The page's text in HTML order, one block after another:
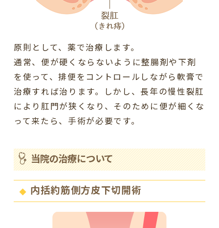
原則として、薬で治療します。
通常、便が硬くならないように整腸剤や下剤
を使って、排便をコントロールしながら軟膏で
治療すれば治ります。しかし、長年の慢性裂肛
により肛門が狭くなり、そのために便が細くな
って来たら、手術が必要です。
当院の治療について
内括約筋側方皮下切開術